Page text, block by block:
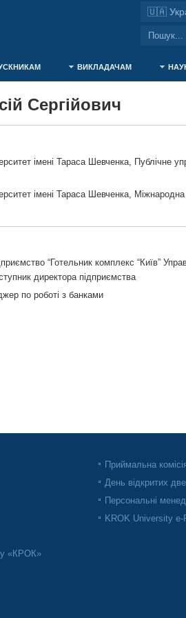
ВИКЛАДАЧАМ
Сергійович
імені Тараса Шевченка, Публічне
імені Тараса Шевченка, Міжнародна
“Готельник комплекс “Київ”
директора підприємства
по роботі з банками
«КРОК»
Приймальна
День відкритих
Персональні
KROK University e-